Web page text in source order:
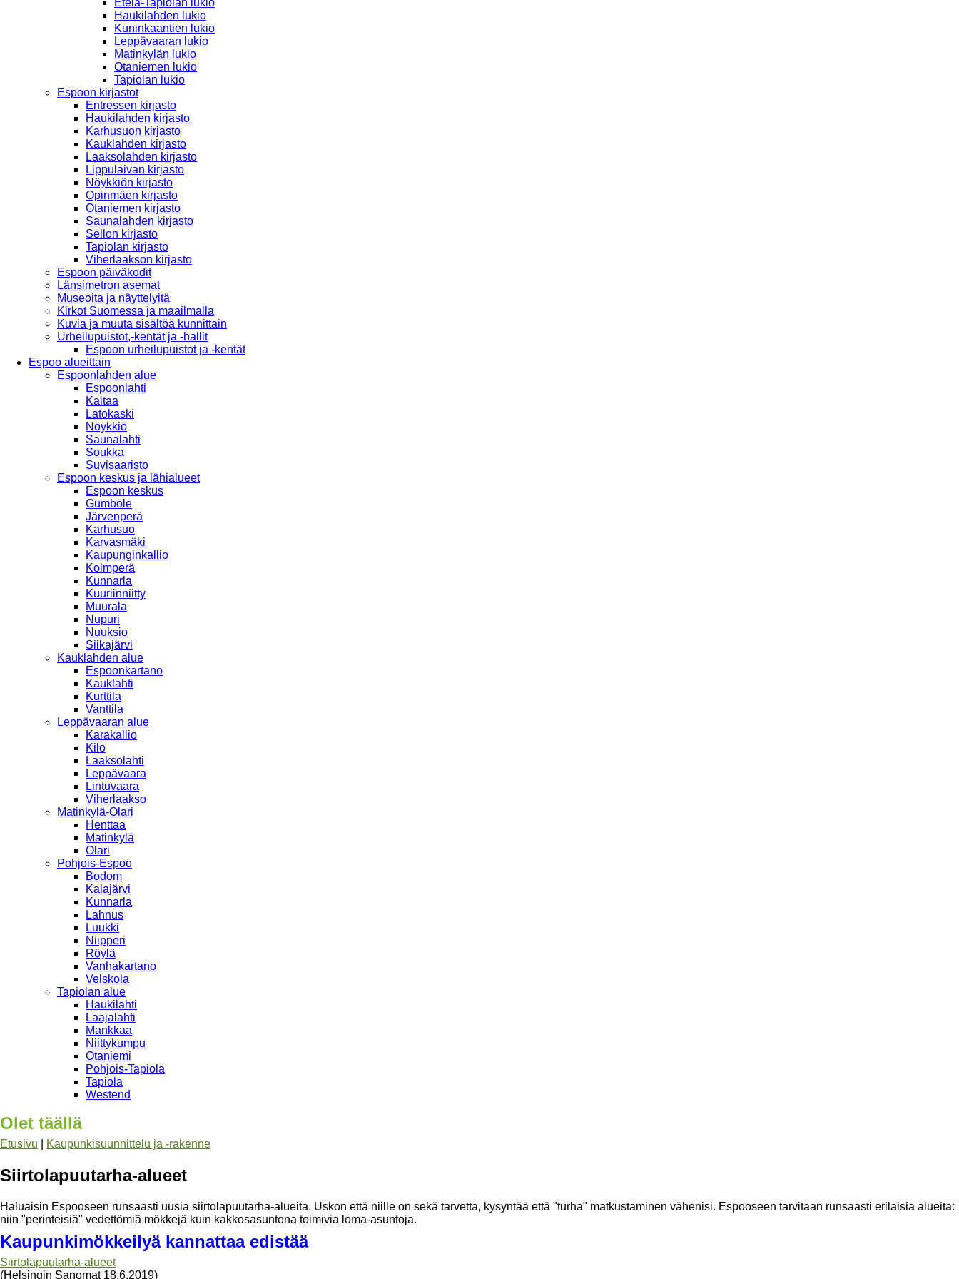
Haukilahden lukio
Kuninkaantien lukio
Leppävaaran lukio
Matinkylän lukio
Otaniemen lukio
Tapiolan lukio
Espoon kirjastot
Entressen kirjasto
Haukilahden kirjasto
Karhusuon kirjasto
Kauklahden kirjasto
Laaksolahden kirjasto
Lippulaivan kirjasto
Nöykkiön kirjasto
Opinmäen kirjasto
Otaniemen kirjasto
Saunalahden kirjasto
Sellon kirjasto
Tapiolan kirjasto
Viherlaakson kirjasto
Espoon päiväkodit
Länsimetron asemat
Museoita ja näyttelyitä
Kirkot Suomessa ja maailmalla
Kuvia ja muuta sisältöä kunnittain
Urheilupuistot,-kentät ja -hallit
Espoon urheilupuistot ja -kentät
Espoo alueittain
Espoonlahden alue
Espoonlahti
Kaitaa
Latokaski
Nöykkiö
Saunalahti
Soukka
Suvisaaristo
Espoon keskus ja lähialueet
Espoon keskus
Gumböle
Järvenperä
Karhusuo
Karvasmäki
Kaupunginkallio
Kolmperä
Kunnarla
Kuuriinniitty
Muurala
Nupuri
Nuuksio
Siikajärvi
Kauklahden alue
Espoonkartano
Kauklahti
Kurttila
Vanttila
Leppävaaran alue
Karakallio
Kilo
Laaksolahti
Leppävaara
Lintuvaara
Viherlaakso
Matinkylä-Olari
Henttaa
Matinkylä
Olari
Pohjois-Espoo
Bodom
Kalajärvi
Kunnarla
Lahnus
Luukki
Niipperi
Röylä
Vanhakartano
Velskola
Tapiolan alue
Haukilahti
Laajalahti
Mankkaa
Niittykumpu
Otaniemi
Pohjois-Tapiola
Tapiola
Westend
Olet täällä
Etusivu Kaupunkisuunnittelu ja -rakenne
Siirtolapuutarha-alueet
Haluaisin Espooseen runsaasti uusia siirtolapuutarha-alueita. Uskon että niille on sekä tarvetta, kysyntää että "turha" matkustaminen vähenisi. Espooseen tarvitaan runsaasti erilaisia alueita:
niin "perinteisiä" vedettömiä mökkejä kuin kakkosasuntona toimivia loma-asuntoja.
Kaupunkimökkeilyä kannattaa edistää
Siirtolapuutarha-alueet
(Helsingin Sanomat 18.6.2019)